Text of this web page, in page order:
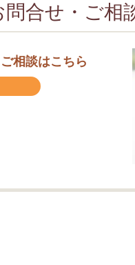
問合せ・ご相
相談はこちら